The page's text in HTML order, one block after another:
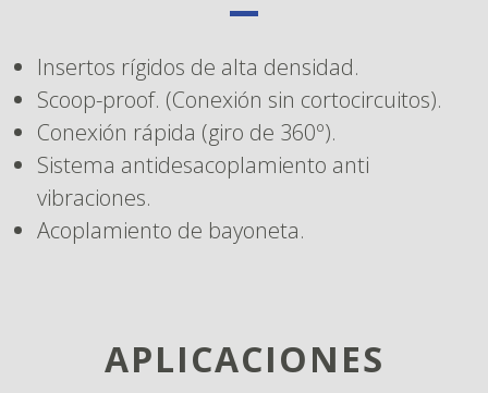
Insertos rígidos de alta densidad.
Scoop-proof. (Conexión sin cortocircuitos).
Conexión rápida (giro de 360º).
Sistema antidesacoplamiento anti
vibraciones.
Acoplamiento de bayoneta.
APLICACIONES